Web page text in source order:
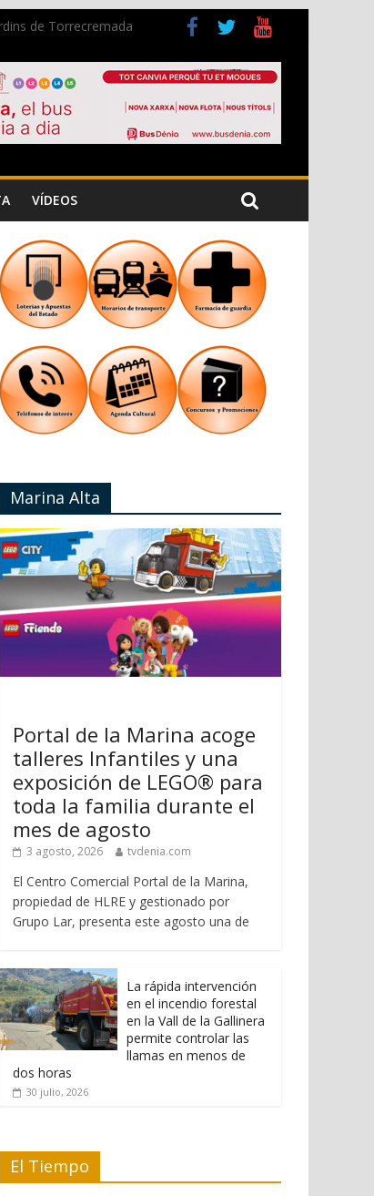
de Torrecremada
VÍDEOS
Marina Alta
Portal de la Marina acoge
talleres Infantiles y una
exposición de LEGO® para
toda la familia durante el
mes de agosto
3 agosto, 2026 tvdenia.com
El Centro Comercial Portal de la Marina,
propiedad de HLRE y gestionado por
Grupo Lar, presenta este agosto una de
La rápida intervención
en el incendio forestal
en la Vall de la Gallinera
permite controlar las
llamas en menos de
dos horas
30 julio, 2026
El Tiempo